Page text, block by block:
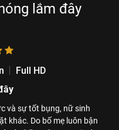
lắm đây
Full HD
và sự tốt bụng, nữ sinh
khác. Do bố mẹ luôn bận